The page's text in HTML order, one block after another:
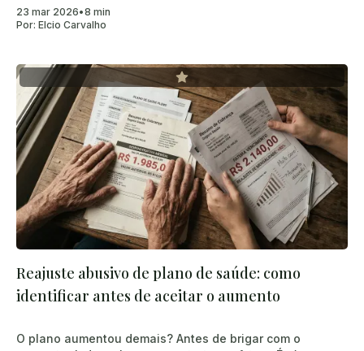
23 mar 2026•8 min
Por: Elcio Carvalho
Reajuste abusivo de plano de saúde: como
identificar antes de aceitar o aumento
O plano aumentou demais? Antes de brigar com o